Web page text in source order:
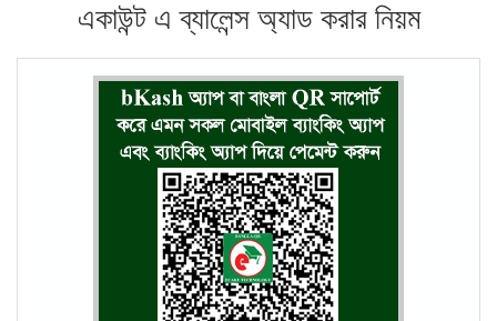
একাউন্ট এ ব্যালেন্স অ্যাড করার নিয়ম